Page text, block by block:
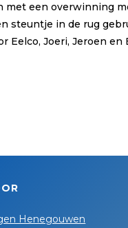
met een overwinning
steuntje in de rug
Joeri, Jeroen en
Henegouwen